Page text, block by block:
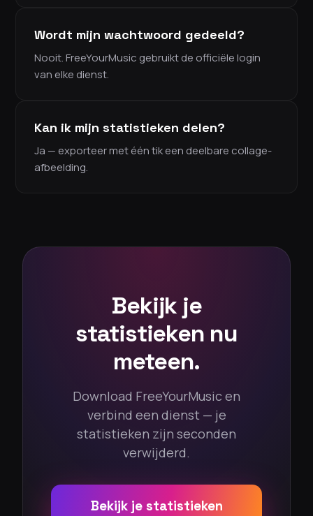
Wordt mijn wachtwoord gedeeld?
Nooit. FreeYourMusic gebruikt de officiële login
van elke dienst.
Kan ik mijn statistieken delen?
Ja — exporteer met één tik een deelbare collage-
afbeelding.
Bekijk je
statistieken nu
meteen.
Download FreeYourMusic en
verbind een dienst — je
statistieken zijn seconden
verwijderd.
Bekijk je statistieken